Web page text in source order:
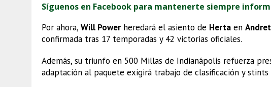
Síguenos en Facebook para mantenerte siempre
Por ahora, Will Power heredará el asiento de Herta en
confirmada tras 17 temporadas y 42 victorias oficiales.
Además, su triunfo en 500 Millas de Indianápolis refuerza
adaptación al paquete exigirá trabajo de clasificación y stints